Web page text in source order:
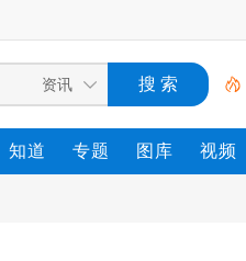
知道 专题 图库 视频